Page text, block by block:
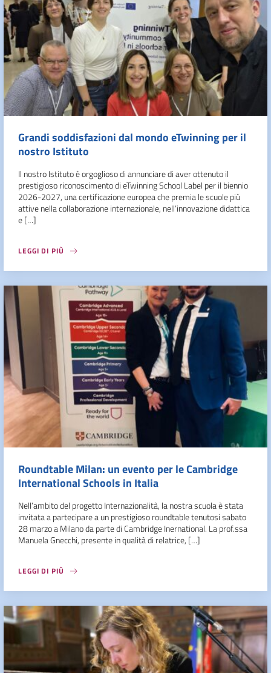
Grandi soddisfazioni dal mondo eTwinning per il
nostro Istituto
Il nostro Istituto è orgoglioso di annunciare di aver ottenuto il
prestigioso riconoscimento di eTwinning School Label per il biennio
2026-2027, una certificazione europea che premia le scuole più
attive nella collaborazione internazionale, nell’innovazione didattica
e […]
LEGGI DI PIÙ
Roundtable Milan: un evento per le Cambridge
International Schools in Italia
Nell’ambito del progetto Internazionalità, la nostra scuola è stata
invitata a partecipare a un prestigioso roundtable tenutosi sabato
28 marzo a Milano da parte di Cambridge Inernational. La prof.ssa
Manuela Gnecchi, presente in qualità di relatrice, […]
LEGGI DI PIÙ